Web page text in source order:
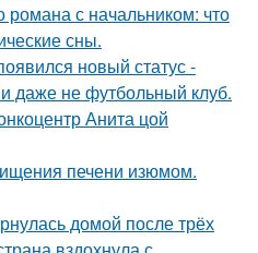
с начальником: что
сны.
новый статус -
даже не футбольный клуб.
Анита цой
печени изюмом.
домой после трёх